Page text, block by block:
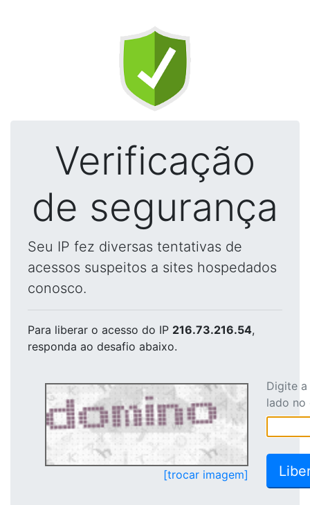
Verificação
de segurança
Seu IP fez diversas tentativas de
acessos suspeitos a sites hospedados
conosco.
Para liberar o acesso do IP 216.73.216.54,
responda ao desafio abaixo.
[trocar imagem]
Digite
lado no